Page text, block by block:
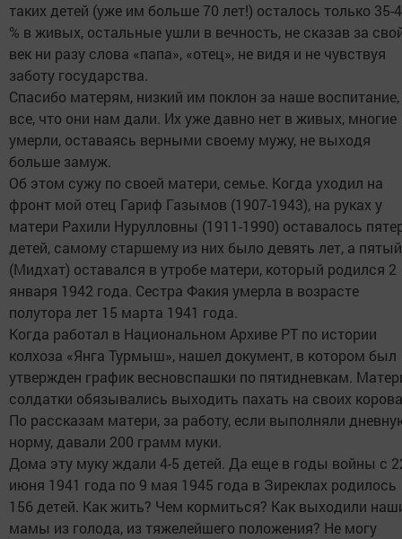
таких детей (уже им больше 70 лет!) осталось только 35-
% в живых, остальные ушли в вечность, не сказав за
век ни разу слова «папа», «отец», не видя и не чувствуя
заботу государства.
Спасибо матерям, низкий им поклон за наше воспитание,
все, что они нам дали. Их уже давно нет в живых, многие
умерли, оставаясь верными своему мужу, не выходя
больше замуж.
Об этом сужу по своей матери, семье. Когда уходил на
фронт мой отец Гариф Газымов (1907-1943), на руках у
матери Рахили Нурулловны (1911-1990) оставалось
детей, самому старшему из них было девять лет, а пятый
(Мидхат) оставался в утробе матери, который родился 2
января 1942 года. Сестра Факия умерла в возрасте
полутора лет 15 марта 1941 года.
Когда работал в Национальном Архиве РТ по истории
колхоза «Янга Турмыш», нашел документ, в котором был
утвержден график весновспашки по пятидневкам.
солдатки обязывались выходить пахать на своих
По рассказам матери, за работу, если выполняли
норму, давали 200 грамм муки.
Дома эту муку ждали 4-5 детей. Да еще в годы войны с
июня 1941 года по 9 мая 1945 года в Зиреклах родилось
156 детей. Как жить? Чем кормиться? Как выходили
мамы из голода, из тяжелейшего положения? Не могу